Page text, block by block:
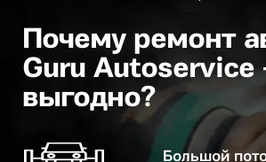
Почему ремонт
Guru Autoservice
выгодно?
Большой